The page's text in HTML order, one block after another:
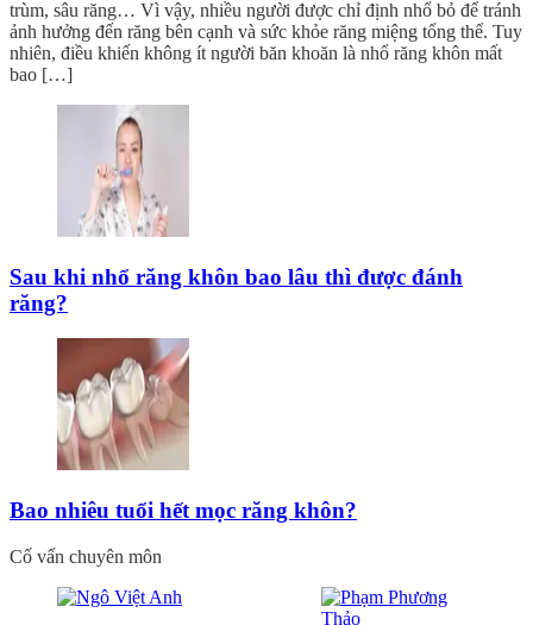
trùm, sâu răng… Vì vậy, nhiều người được chỉ định nhổ bỏ để tránh
ảnh hưởng đến răng bên cạnh và sức khỏe răng miệng tổng thể. Tuy
nhiên, điều khiến không ít người băn khoăn là nhổ răng khôn mất
bao […]
Sau khi nhổ răng khôn bao lâu thì được đánh
răng?
Bao nhiêu tuổi hết mọc răng khôn?
Cố vấn chuyên môn